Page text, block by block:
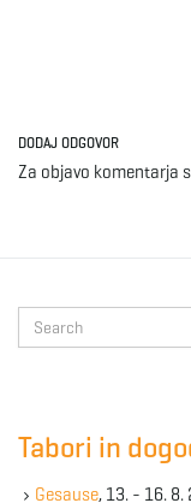
DODAJ ODGOVOR
Za objavo komentarja
e
Tabori in
Gesause, 13. - 16. 8.